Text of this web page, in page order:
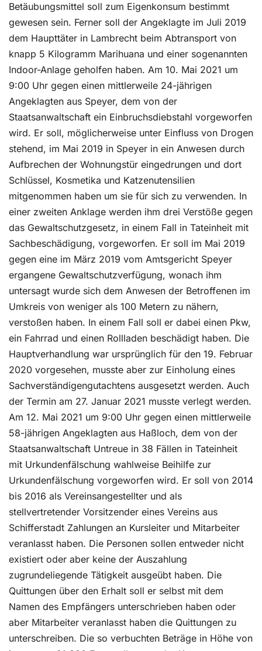
Betäubungsmittel soll zum Eigenkonsum bestimmt
gewesen sein. Ferner soll der Angeklagte im Juli 2019
dem Haupttäter in Lambrecht beim Abtransport von
knapp 5 Kilogramm Marihuana und einer sogenannten
Indoor-Anlage geholfen haben. Am 10. Mai 2021 um
9:00 Uhr gegen einen mittlerweile 24-jährigen
Angeklagten aus Speyer, dem von der
Staatsanwaltschaft ein Einbruchsdiebstahl vorgeworfen
wird. Er soll, möglicherweise unter Einfluss von Drogen
stehend, im Mai 2019 in Speyer in ein Anwesen durch
Aufbrechen der Wohnungstür eingedrungen und dort
Schlüssel, Kosmetika und Katzenutensilien
mitgenommen haben um sie für sich zu verwenden. In
einer zweiten Anklage werden ihm drei Verstöße gegen
das Gewaltschutzgesetz, in einem Fall in Tateinheit mit
Sachbeschädigung, vorgeworfen. Er soll im Mai 2019
gegen eine im März 2019 vom Amtsgericht Speyer
ergangene Gewaltschutzverfügung, wonach ihm
untersagt wurde sich dem Anwesen der Betroffenen im
Umkreis von weniger als 100 Metern zu nähern,
verstoßen haben. In einem Fall soll er dabei einen Pkw,
ein Fahrrad und einen Rollladen beschädigt haben. Die
Hauptverhandlung war ursprünglich für den 19. Februar
2020 vorgesehen, musste aber zur Einholung eines
Sachverständigengutachtens ausgesetzt werden. Auch
der Termin am 27. Januar 2021 musste verlegt werden.
Am 12. Mai 2021 um 9:00 Uhr gegen einen mittlerweile
58-jährigen Angeklagten aus Haßloch, dem von der
Staatsanwaltschaft Untreue in 38 Fällen in Tateinheit
mit Urkundenfälschung wahlweise Beihilfe zur
Urkundenfälschung vorgeworfen wird. Er soll von 2014
bis 2016 als Vereinsangestellter und als
stellvertretender Vorsitzender eines Vereins aus
Schifferstadt Zahlungen an Kursleiter und Mitarbeiter
veranlasst haben. Die Personen sollen entweder nicht
existiert oder aber keine der Auszahlung
zugrundeliegende Tätigkeit ausgeübt haben. Die
Quittungen über den Erhalt soll er selbst mit dem
Namen des Empfängers unterschrieben haben oder
aber Mitarbeiter veranlasst haben die Quittungen zu
unterschreiben. Die so verbuchten Beträge in Höhe von